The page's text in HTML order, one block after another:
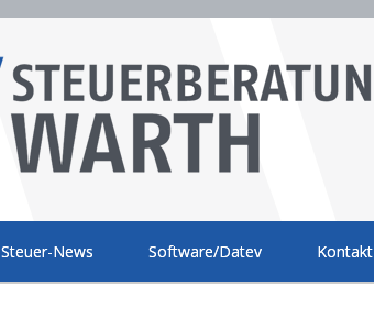
Steuer-News Software/Datev Kontakt